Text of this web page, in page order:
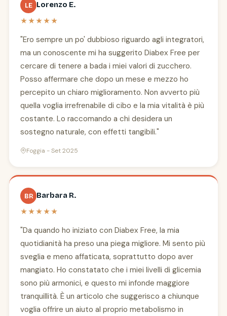
LE
Lorenzo E.
★★★★★
"Ero sempre un po' dubbioso riguardo agli integratori,
ma un conoscente mi ha suggerito Diabex Free per
cercare di tenere a bada i miei valori di zucchero.
Posso affermare che dopo un mese e mezzo ho
percepito un chiaro miglioramento. Non avverto più
quella voglia irrefrenabile di cibo e la mia vitalità è più
costante. Lo raccomando a chi desidera un
sostegno naturale, con effetti tangibili."
Foggia - Set 2025
BR Barbara R.
★★★★★
"Da quando ho iniziato con Diabex Free, la mia
quotidianità ha preso una piega migliore. Mi sento più
sveglia e meno affaticata, soprattutto dopo aver
mangiato. Ho constatato che i miei livelli di glicemia
sono più armonici, e questo mi infonde maggiore
tranquillità. È un articolo che suggerisco a chiunque
voglia offrire un aiuto al proprio metabolismo in